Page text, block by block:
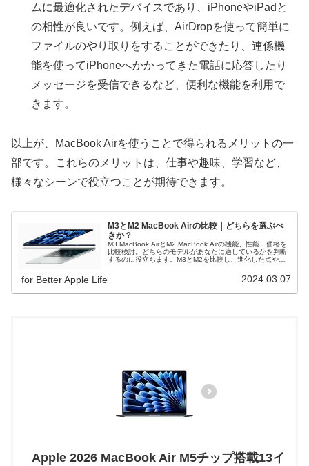
ムに最適化されたデバイスであり、iPhoneやiPadと
の相性が良いです。例えば、AirDropを使って簡単に
ファイルのやり取りをすることができたり、連係機
能を使ってiPhoneへかかってきた電話に応答したり
メッセージを受信できるなど、便利な機能を利用で
きます。
以上が、MacBook Airを使うことで得られるメリットの一
部です。これらのメリットは、仕事や趣味、学習など、
様々なシーンで役立つことが期待できます。
M3とM2 MacBook Airの比較｜どちらを選ぶべ
きか？
M3 MacBook AirとM2 MacBook Airの機能、性能、価格を
比較検討。どちらのモデルがあなたに適しているかを判断
するのに役立ちます。M3とM2を比較し、進化した点やど
for Better Apple Life 2024.03.07
Apple 2026 MacBook Air M5チップ搭載13イ